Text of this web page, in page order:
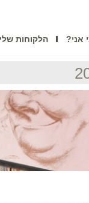
אני? הלקוחות שלי